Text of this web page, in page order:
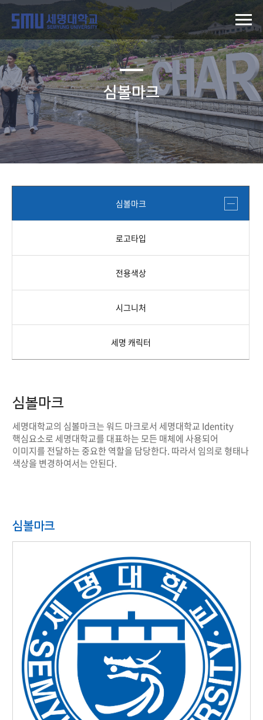
심볼마크
심볼마크
로고타입
전용색상
시그니처
세명 캐릭터
심볼마크
세명대학교의 심볼마크는 워드 마크로서 세명대학교 Identity
핵심요소로 세명대학교를 대표하는 모든 매체에 사용되어
이미지를 전달하는 중요한 역할을 담당한다. 따라서 임의로 형태나
색상을 변경하여서는 안된다.
심볼마크